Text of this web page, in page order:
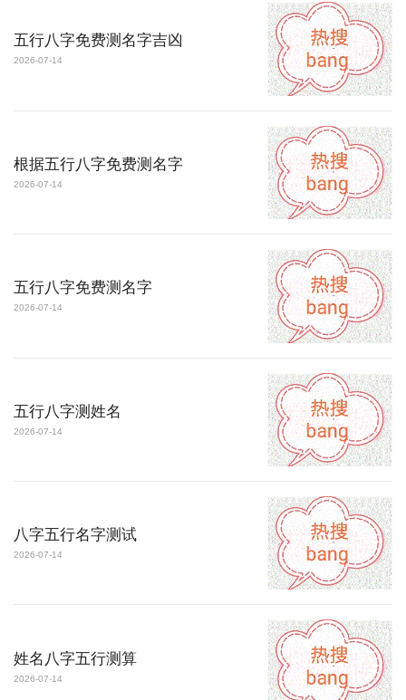
五行八字免费测名字吉凶
2026-07-14
根据五行八字免费测名字
2026-07-14
五行八字免费测名字
2026-07-14
五行八字测姓名
2026-07-14
八字五行名字测试
2026-07-14
姓名八字五行测算
2026-07-14